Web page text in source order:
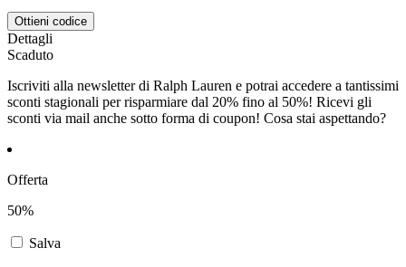
Ottieni codice
Dettagli
Scaduto
Iscriviti alla newsletter di Ralph Lauren e potrai accedere a tantissimi
sconti stagionali per risparmiare dal 20% fino al 50%! Ricevi gli
sconti via mail anche sotto forma di coupon! Cosa stai aspettando?
Offerta
50%
Salva